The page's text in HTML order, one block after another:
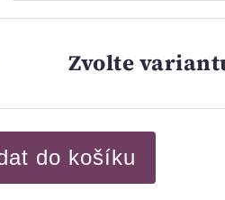
Zvolte
do košíku